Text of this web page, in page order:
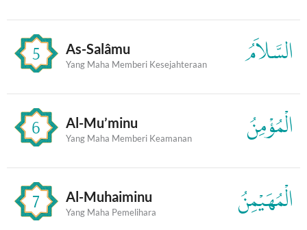
5 As-Salâmu
Yang Maha Memberi Kesejahteraan السَّلاَمُ
6 Al-Mu’minu
Yang Maha Memberi Keamanan الْمُؤْمِنُ
7 Al-Muhaiminu
Yang Maha Pemelihara الْمُهَيْمِنُ